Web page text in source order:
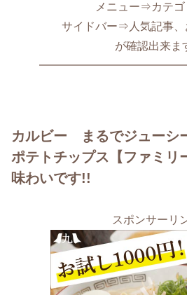
メニュー⇒カテゴ
サイドバー⇒人気記事、
が確認出来ま
カルビー まるでジューシ
ポテトチップス【ファミリ
味わいです!!
スポンサーリ